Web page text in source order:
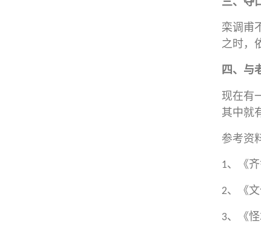
栾调甫
之时，
四、与
现在有
其中就
参考资
1、《
2、《
3、《